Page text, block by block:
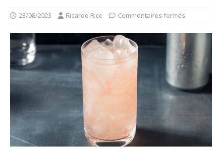
23/08/2023 Ricardo Rice Commentaires fermés